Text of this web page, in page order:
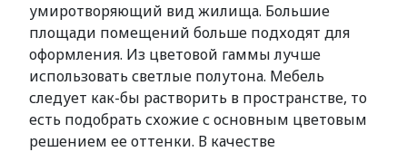
умиротворяющий вид жилища. Большие
площади помещений больше подходят для
оформления. Из цветовой гаммы лучше
использовать светлые полутона. Мебель
следует как-бы растворить в пространстве, то
есть подобрать схожие с основным цветовым
решением ее оттенки. В качестве